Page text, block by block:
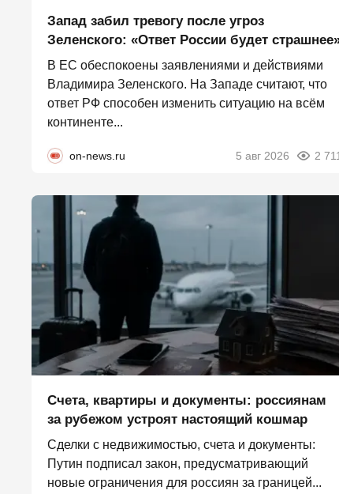
Запад забил тревогу после угроз
Зеленского: «Ответ России будет
В ЕС обеспокоены заявлениями и действиями
Владимира Зеленского. На Западе считают, что
ответ РФ способен изменить ситуацию на всём
континенте...
on-news.ru 5 авг 2026 2
Счета, квартиры и документы: россиянам
за рубежом устроят настоящий кошмар
Сделки с недвижимостью, счета и документы:
Путин подписал закон, предусматривающий
новые ограничения для россиян за границей...